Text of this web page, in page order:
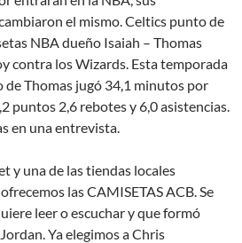
el mismo. Celtics punto de
NBA dueño Isaiah – Thomas
contra los Wizards. Esta temporada
de Thomas jugó 34,1 minutos por
puntos 2,6 rebotes y 6,0 asistencias.
en una entrevista.
y una de las tiendas locales
las CAMISETAS ACB. Se
leer o escuchar y que formó
Ya elegimos a Chris